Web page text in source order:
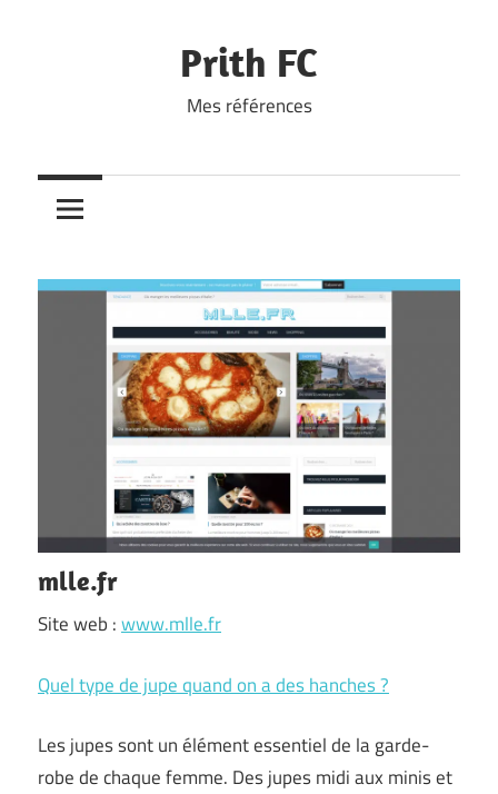
Prith FC
Mes références
mlle.fr
Site web :www.mlle.fr
Quel type de jupe quand on a des hanches ?
Les jupes sont un élément essentiel de la garde-
robe de chaque femme. Des jupes midi aux minis et